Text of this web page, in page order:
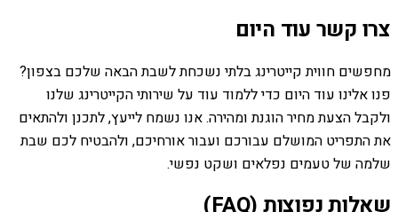
צרו קשר עוד היום
מחפשים חווית קייטרינג בלתי נשכחת לשבת הבאה שלכם בצפון?
פנו אלינו עוד היום כדי ללמוד עוד על שירותי הקייטרינג שלנו
ולקבל הצעת מחיר הוגנת ומהירה. אנו נשמח לייעץ, לתכנן ולהתאים
את התפריט המושלם עבורכם ועבור אורחיכם, ולהבטיח לכם שבת
שלמה של טעמים נפלאים ושקט נפשי.
שאלות נפוצות (FAQ)